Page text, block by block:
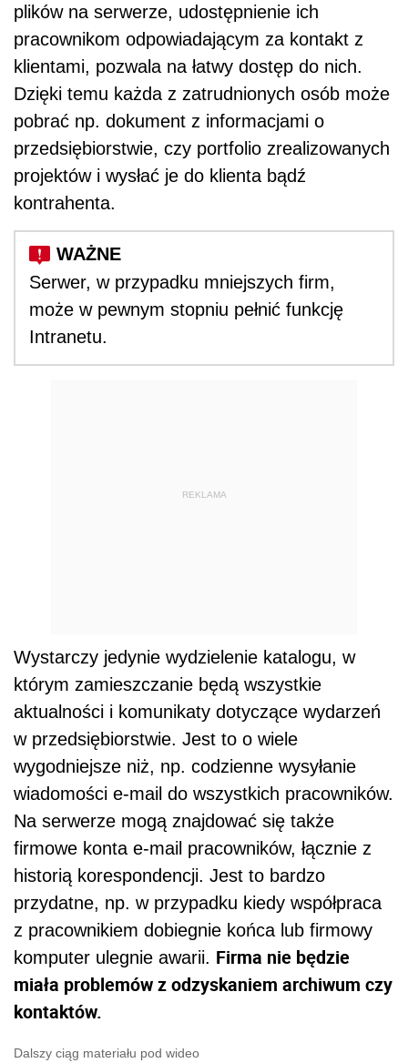
plików na serwerze, udostępnienie ich
pracownikom odpowiadającym za kontakt z
klientami, pozwala na łatwy dostęp do nich.
Dzięki temu każda z zatrudnionych osób może
pobrać np. dokument z informacjami o
przedsiębiorstwie, czy portfolio zrealizowanych
projektów i wysłać je do klienta bądź
kontrahenta.
Serwer, w przypadku mniejszych firm,
może w pewnym stopniu pełnić funkcję
Intranetu.
REKLAMA
Wystarczy jedynie wydzielenie katalogu, w
którym zamieszczanie będą wszystkie
aktualności i komunikaty dotyczące wydarzeń
w przedsiębiorstwie. Jest to o wiele
wygodniejsze niż, np. codzienne wysyłanie
wiadomości e-mail do wszystkich pracowników.
Na serwerze mogą znajdować się także
firmowe konta e-mail pracowników, łącznie z
historią korespondencji. Jest to bardzo
przydatne, np. w przypadku kiedy współpraca
z pracownikiem dobiegnie końca lub firmowy
komputer ulegnie awarii. Firma nie będzie
miała problemów z odzyskaniem archiwum czy
kontaktów.
Dalszy ciąg materiału pod wideo